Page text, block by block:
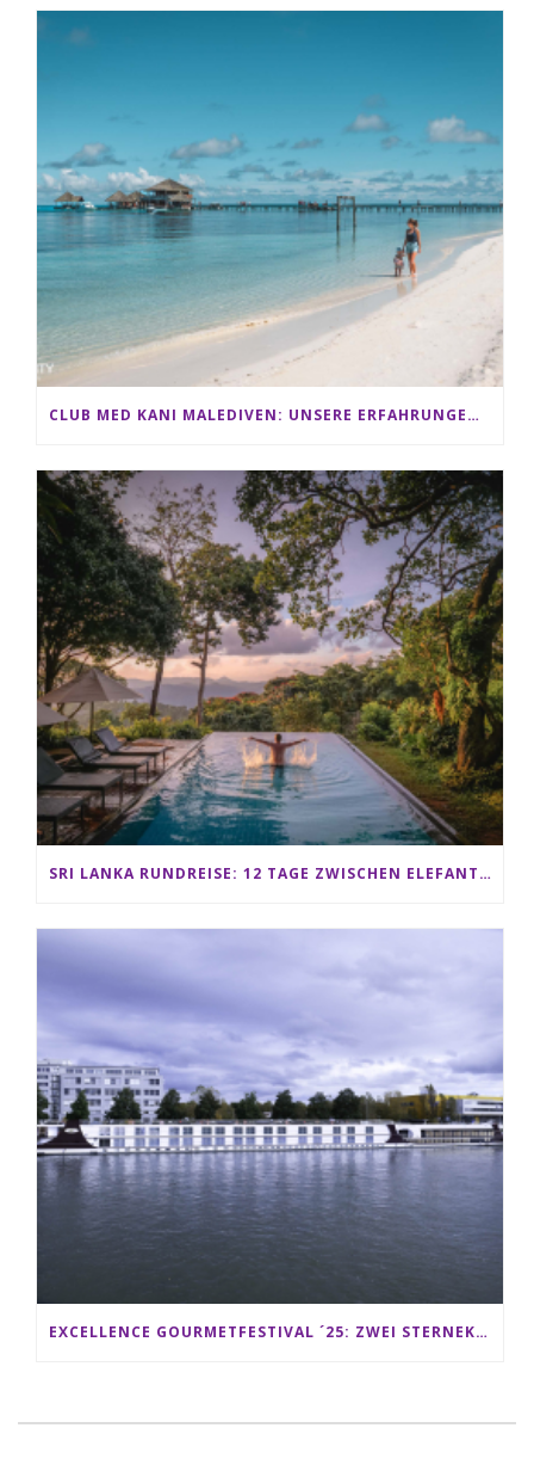
CLUB MED KANI MALEDIVEN: UNSERE ERFAHRUNGEN IM ALL-INCLUSIVE PARADIES
SRI LANKA RUNDREISE: 12 TAGE ZWISCHEN ELEFANTEN, TEEPLANTAGEN & STRAND ALS FAMILIE
EXCELLENCE GOURMETFESTIVAL ´25: ZWEI STERNEKÖCHE ANTONIO GUIDA & DARIO MORESCO VERWÖHNEN IHRE GÄSTE AUF EINER LUXERIÖSEN SCHIFFSREISE